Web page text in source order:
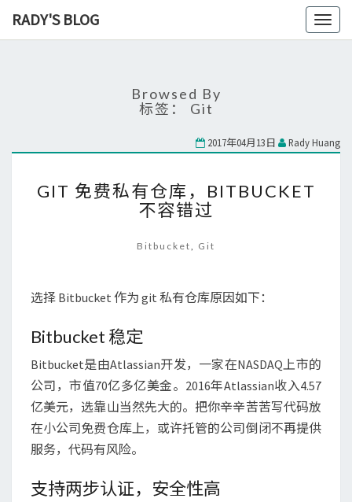
RADY'S BLOG
Browsed By
标签： Git
2017年04月13日 Rady Huang
免
费
有
BITBUCKET
过
GIT 免费私有仓库，BITBUCKET
不容错过
Bitbucket Git
选择 Bitbucket 作为 git 私有仓库原因如下：
Bitbucket 稳定
Bitbucket是由Atlassian开发，一家在NASDAQ上市的
公司，市值70亿多亿美金。2016年Atlassian收入4.57
亿美元，选靠山当然先大的。把你辛辛苦苦写代码放
在小公司免费仓库上，或许托管的公司倒闭不再提供
服务，代码有风险。
支持两步认证，安全性高